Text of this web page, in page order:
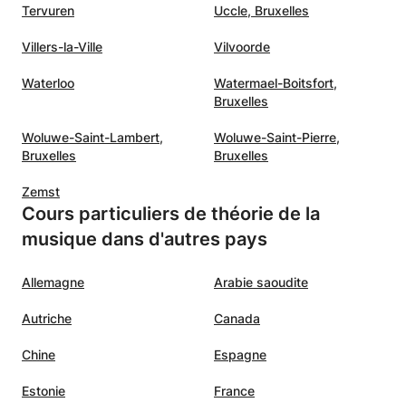
Tervuren Uccle, Bruxelles
Villers-la-Ville Vilvoorde
Waterloo
Watermael-Boitsfort,
Bruxelles
Woluwe-Saint-Lambert,
Bruxelles
Woluwe-Saint-Pierre,
Bruxelles
Zemst
Cours particuliers de théorie de la
musique dans d'autres pays
Allemagne Arabie saoudite
Autriche Canada
Chine Espagne
Estonie France